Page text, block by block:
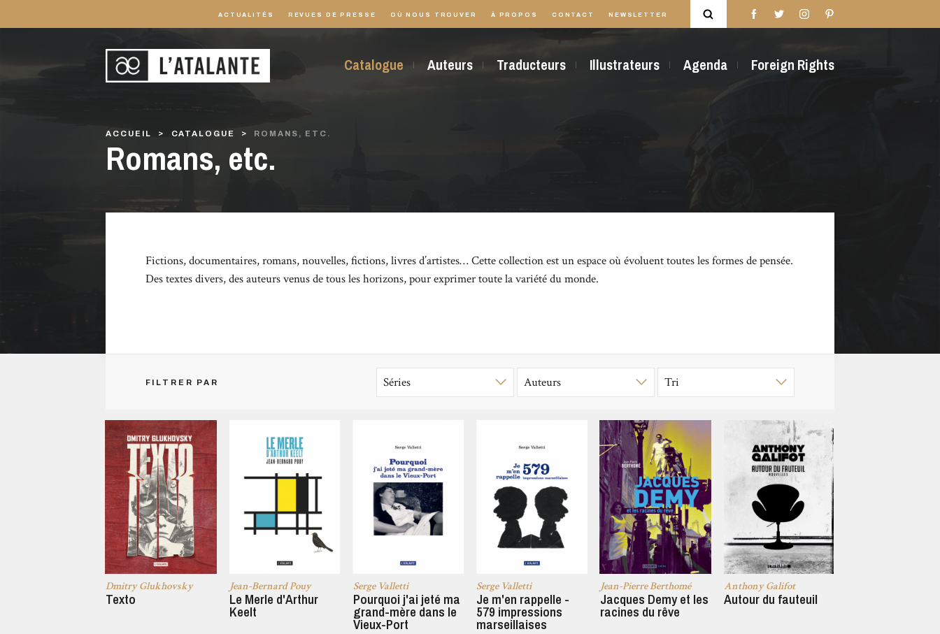
ACTUALITÉS REVUES DE PRESSE OÙ NOUS TROUVER À PROPOS CONTACT NEWSLETTER
Catalogue Auteurs Traducteurs Illustrateurs Agenda Foreign Rights
ACCUEIL CATALOGUE ROMANS, ETC.
Romans, etc.
Fictions, documentaires, romans, nouvelles, fictions, livres d’artistes… Cette collection est un espace où évoluent toutes les formes de pensée.
Des textes divers, des auteurs venus de tous les horizons, pour exprimer toute la variété du monde.
FILTRER PAR
Dmitry Glukhovsky
Texto
Jean-Bernard Pouy
Le Merle d'Arthur
Keelt
Serge Valletti
Pourquoi j'ai jeté ma
grand-mère dans le
Vieux-Port
Serge Valletti
Je m'en rappelle -
579 impressions
marseillaises
Jean-Pierre Berthomé
Jacques Demy et les
racines du rêve
Anthony Galifot
Autour du fauteuil